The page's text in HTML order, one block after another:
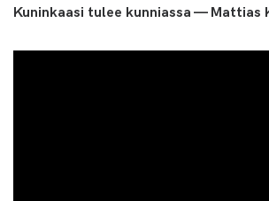
Kuninkaasi tulee kunniassa — Mattias